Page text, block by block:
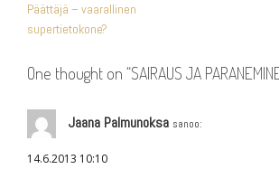
SELAUS
Päättäjä – vaarallinen
supertietokone?
One thought on “SAIRAUS JA
Jaana Palmunoksa sanoo:
14.6.2013 10:10